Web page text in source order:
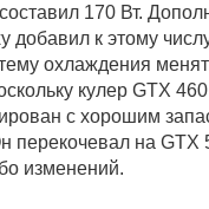
170 Вт.
добавил к этому
охлаждения
кулер GTX
с хорошим
перекочевал на GTX
изменений.